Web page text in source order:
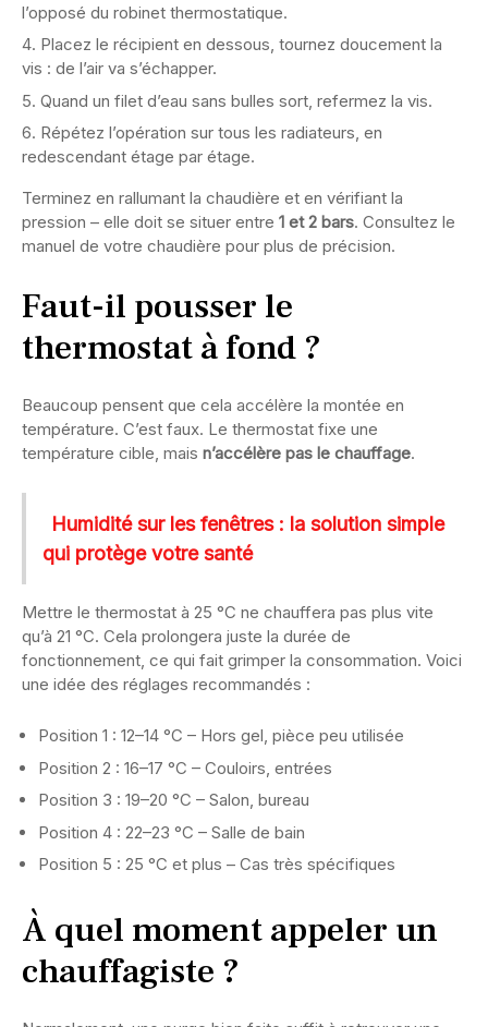
l’opposé du robinet thermostatique.
Placez le récipient en dessous, tournez doucement la
vis : de l’air va s’échapper.
Quand un filet d’eau sans bulles sort, refermez la vis.
Répétez l’opération sur tous les radiateurs, en
redescendant étage par étage.
Terminez en rallumant la chaudière et en vérifiant la
pression – elle doit se situer entre 1 et 2 bars. Consultez le
manuel de votre chaudière pour plus de précision.
Faut-il pousser le
thermostat à fond ?
Beaucoup pensent que cela accélère la montée en
température. C’est faux. Le thermostat fixe une
température cible, mais n’accélère pas le chauffage.
Humidité sur les fenêtres : la solution simple
qui protège votre santé
Mettre le thermostat à 25 °C ne chauffera pas plus vite
qu’à 21 °C. Cela prolongera juste la durée de
fonctionnement, ce qui fait grimper la consommation. Voici
une idée des réglages recommandés :
Position 1 : 12–14 °C – Hors gel, pièce peu utilisée
Position 2 : 16–17 °C – Couloirs, entrées
Position 3 : 19–20 °C – Salon, bureau
Position 4 : 22–23 °C – Salle de bain
Position 5 : 25 °C et plus – Cas très spécifiques
À quel moment appeler un
chauffagiste ?